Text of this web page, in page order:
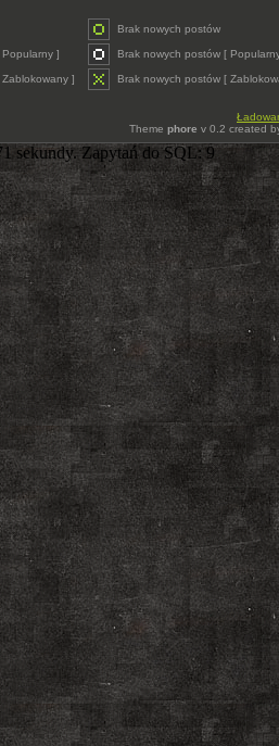
Brak nowych postów
] Brak nowych postów [
] Brak nowych postów [
Theme phore v 0.2 created
sekundy. Zapytań do SQL: 9